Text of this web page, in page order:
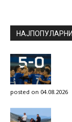
posted on 04.08.2026